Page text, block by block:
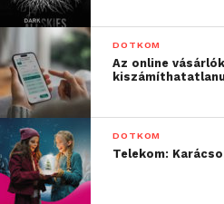
DOTKOM
Az online
DOTKOM
Telekom: